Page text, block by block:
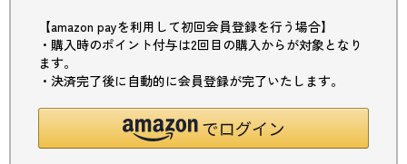
【amazon payを利用して初回会員登録を行う場合】
・購入時のポイント付与は2回目の購入からが対象となり
ます。
・決済完了後に自動的に会員登録が完了いたします。